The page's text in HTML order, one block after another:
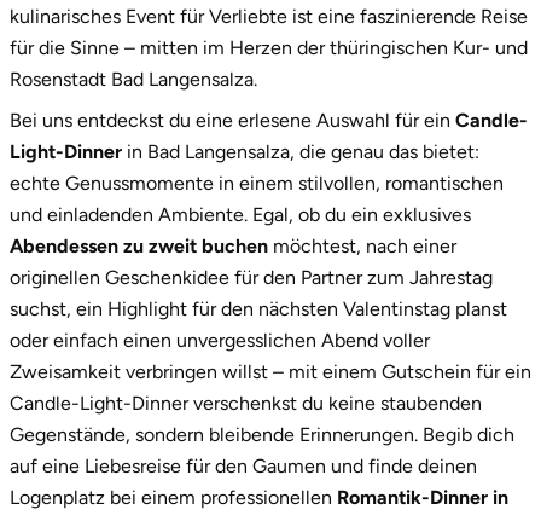
kulinarisches Event für Verliebte ist eine faszinierende Reise
für die Sinne – mitten im Herzen der thüringischen Kur- und
Rosenstadt Bad Langensalza.
Bei uns entdeckst du eine erlesene Auswahl für ein Candle-
Light-Dinner in Bad Langensalza, die genau das bietet:
echte Genussmomente in einem stilvollen, romantischen
und einladenden Ambiente. Egal, ob du ein exklusives
Abendessen zu zweit buchen möchtest, nach einer
originellen Geschenkidee für den Partner zum Jahrestag
suchst, ein Highlight für den nächsten Valentinstag planst
oder einfach einen unvergesslichen Abend voller
Zweisamkeit verbringen willst – mit einem Gutschein für ein
Candle-Light-Dinner verschenkst du keine staubenden
Gegenstände, sondern bleibende Erinnerungen. Begib dich
auf eine Liebesreise für den Gaumen und finde deinen
Logenplatz bei einem professionellen Romantik-Dinner in
Nesselwang
Nidda
Nordwestmecklenburg
Nürnberg
Oberhavel
Odenwald
Oder-Spree